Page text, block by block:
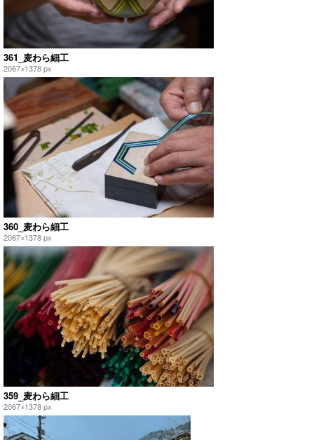
361_麦わら細工
2067×1378 px
360_麦わら細工
2067×1378 px
359_麦わら細工
2067×1378 px